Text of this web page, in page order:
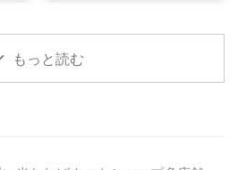
などを掲載す ...
舗展開のサイン」と題して、多店
やデメリットとその対策について
ご紹介していきます。 こんな方
もっと読む